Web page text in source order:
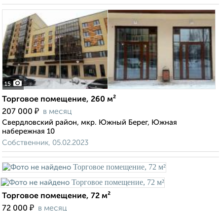
15
Торговое помещение, 260 м²
207 000 ₽ в месяц
Свердловский район, мкр. Южный Берег, Южная
набережная 10
Собственник, 05.02.2023
Торговое помещение, 72 м²
72 000 ₽ в месяц